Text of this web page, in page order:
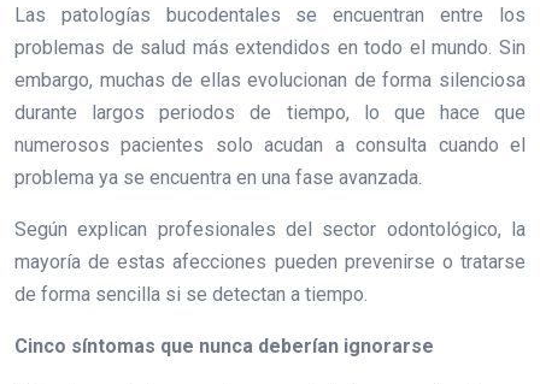
Las patologías bucodentales se encuentran entre los
problemas de salud más extendidos en todo el mundo. Sin
embargo, muchas de ellas evolucionan de forma silenciosa
durante largos periodos de tiempo, lo que hace que
numerosos pacientes solo acudan a consulta cuando el
problema ya se encuentra en una fase avanzada.
Según explican profesionales del sector odontológico, la
mayoría de estas afecciones pueden prevenirse o tratarse
de forma sencilla si se detectan a tiempo.
Cinco síntomas que nunca deberían ignorarse